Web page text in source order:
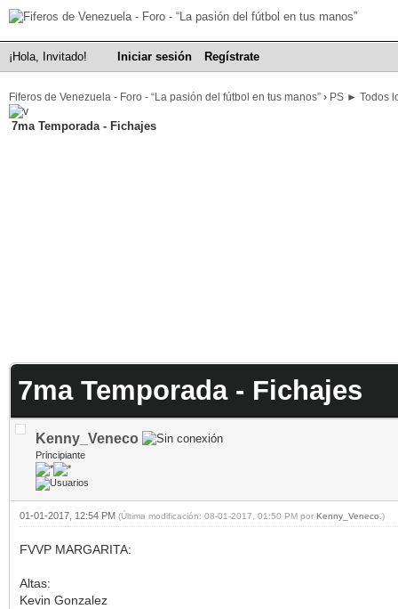
¡Hola, Invitado! Iniciar sesión Regístrate
Fiferos de Venezuela - Foro - “La pasión del fútbol en tus manos” › PS ► Todos
7ma Temporada - Fichajes
7ma Temporada - Fichajes
Kenny_Veneco
Principiante
01-01-2017, 12:54 PM (Última modificación: 08-01-2017, 01:50 PM por Kenny_Veneco .)
FVVP MARGARITA:
Altas:
Kevin Gonzalez